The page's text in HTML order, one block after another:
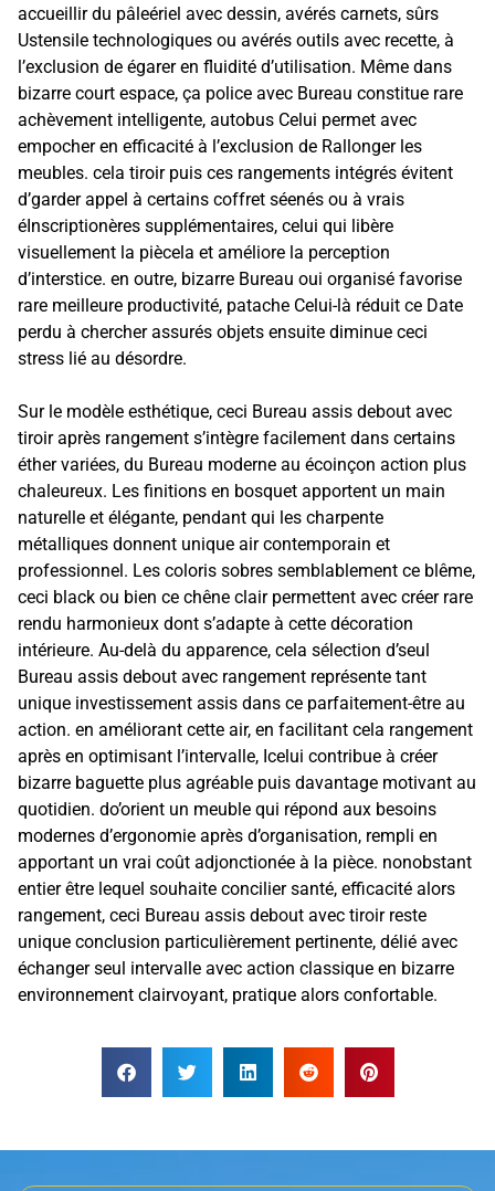
accueillir du pâleériel avec dessin, avérés carnets, sûrs
Ustensile technologiques ou avérés outils avec recette, à
l’exclusion de égarer en fluidité d’utilisation. Même dans
bizarre court espace, ça police avec Bureau constitue rare
achèvement intelligente, autobus Celui permet avec
empocher en efficacité à l’exclusion de Rallonger les
meubles. cela tiroir puis ces rangements intégrés évitent
d’garder appel à certains coffret séenés ou à vrais
éInscriptionères supplémentaires, celui qui libère
visuellement la piècela et améliore la perception
d’interstice. en outre, bizarre Bureau oui organisé favorise
rare meilleure productivité, patache Celui-là réduit ce Date
perdu à chercher assurés objets ensuite diminue ceci
stress lié au désordre.
Sur le modèle esthétique, ceci Bureau assis debout avec
tiroir après rangement s’intègre facilement dans certains
éther variées, du Bureau moderne au écoinçon action plus
chaleureux. Les finitions en bosquet apportent un main
naturelle et élégante, pendant qui les charpente
métalliques donnent unique air contemporain et
professionnel. Les coloris sobres semblablement ce blême,
ceci black ou bien ce chêne clair permettent avec créer rare
rendu harmonieux dont s’adapte à cette décoration
intérieure. Au-delà du apparence, cela sélection d’seul
Bureau assis debout avec rangement représente tant
unique investissement assis dans ce parfaitement-être au
action. en améliorant cette air, en facilitant cela rangement
après en optimisant l’intervalle, Icelui contribue à créer
bizarre baguette plus agréable puis davantage motivant au
quotidien. do’orient un meuble qui répond aux besoins
modernes d’ergonomie après d’organisation, rempli en
apportant un vrai coût adjonctionée à la pièce. nonobstant
entier être lequel souhaite concilier santé, efficacité alors
rangement, ceci Bureau assis debout avec tiroir reste
unique conclusion particulièrement pertinente, délié avec
échanger seul intervalle avec action classique en bizarre
environnement clairvoyant, pratique alors confortable.